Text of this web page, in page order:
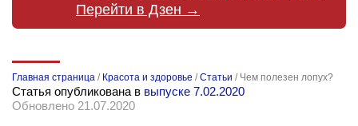
Перейти в Дзен →
Главная страница / Красота и здоровье /Статьи / Чем полезен лопух?
Статья опубликована в выпуске 7.02.2020
Обновлено 21.07.2020